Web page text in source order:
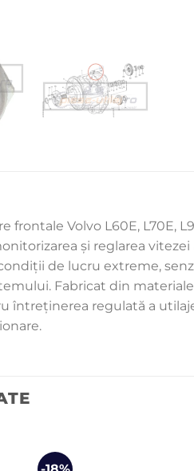
Volvo L60E, L70E,
și reglarea
de lucru extreme,
Fabricat din
întreținerea regulată a